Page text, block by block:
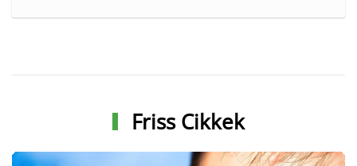
Friss Cikkek